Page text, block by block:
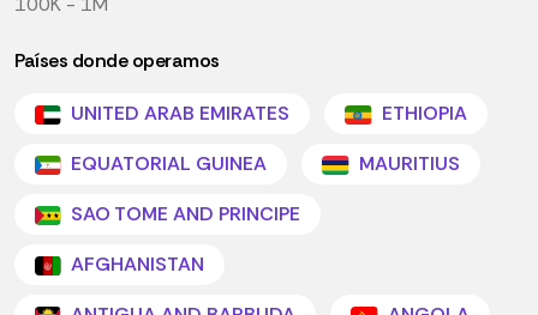
Países donde operamos
UNITED ARAB EMIRATES
ETHIOPIA
EQUATORIAL GUINEA
MAURITIUS
SAO TOME AND PRINCIPE
AFGHANISTAN